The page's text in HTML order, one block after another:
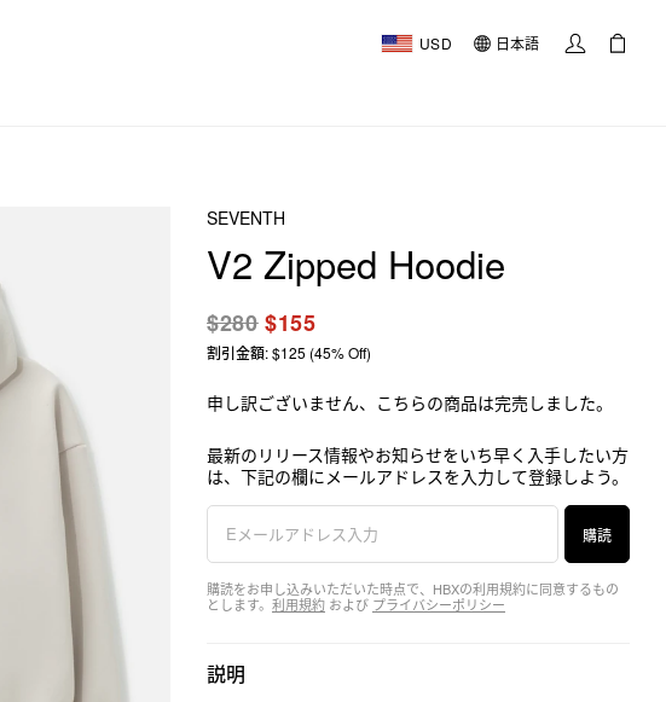
USD 日本語
SEVENTH
V2 Zipped Hoodie
$280$155
割引金額: $125 (45% Off)
申し訳ございません、こちらの商品は完売しました。
最新のリリース情報やお知らせをいち早く入手したい方
は、下記の欄にメールアドレスを入力して登録しよう。
購読
購読をお申し込みいただいた時点で、HBXの利用規約に同意するもの
とします。 利用規約 および プライバシーポリシー
説明